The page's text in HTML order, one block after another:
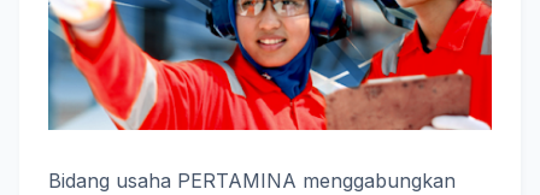
Bidang usaha PERTAMINA menggabungkan